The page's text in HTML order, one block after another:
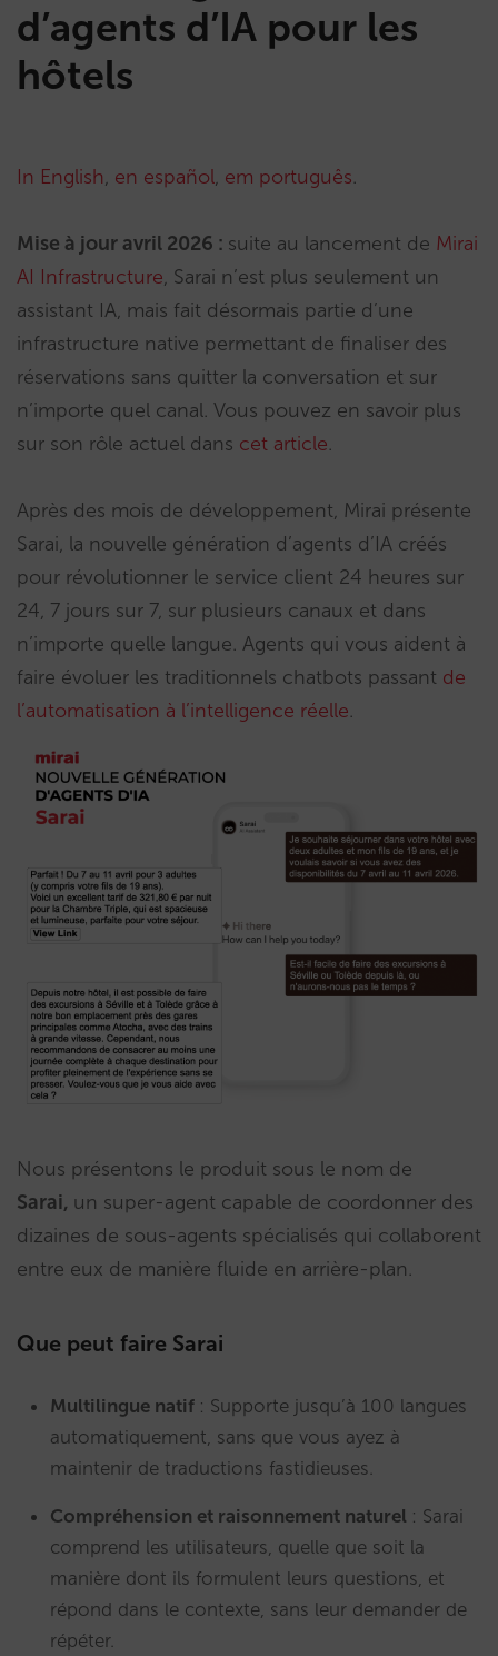
d’agents d’IA pour les
hôtels
In English, en español, em português.
Mise à jour avril 2026 : suite au lancement de Mirai
AI Infrastructure, Sarai n’est plus seulement un
assistant IA, mais fait désormais partie d’une
infrastructure native permettant de finaliser des
réservations sans quitter la conversation et sur
n’importe quel canal. Vous pouvez en savoir plus
sur son rôle actuel dans cet article.
Après des mois de développement, Mirai présente
Sarai, la nouvelle génération d’agents d’IA créés
pour révolutionner le service client 24 heures sur
24, 7 jours sur 7, sur plusieurs canaux et dans
n’importe quelle langue. Agents qui vous aident à
faire évoluer les traditionnels chatbots passant de
l’automatisation à l’intelligence réelle.
Nous présentons le produit sous le nom de
Sarai, un super-agent capable de coordonner des
dizaines de sous-agents spécialisés qui collaborent
entre eux de manière fluide en arrière-plan.
Que peut faire Sarai
Multilingue natif : Supporte jusqu’à 100 langues
automatiquement, sans que vous ayez à
maintenir de traductions fastidieuses.
Compréhension et raisonnement naturel : Sarai
comprend les utilisateurs, quelle que soit la
manière dont ils formulent leurs questions, et
répond dans le contexte, sans leur demander de
répéter.